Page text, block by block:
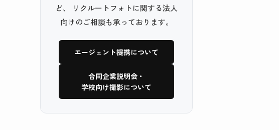
ど、 リクルートフォトに関する法人
向けのご相談も承っております。
エージェント提携について
合同企業説明会・
学校向け撮影について